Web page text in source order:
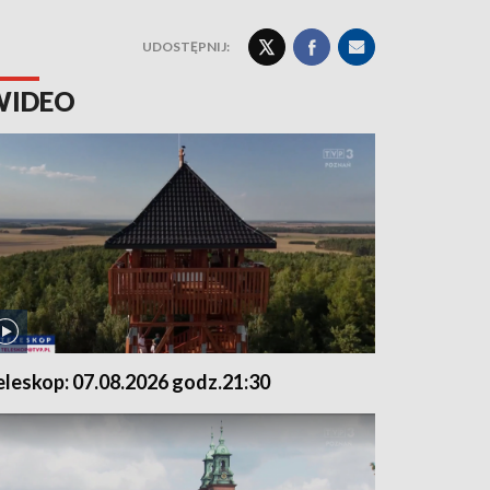
UDOSTĘPNIJ:
07.08.2026 godz.21:30